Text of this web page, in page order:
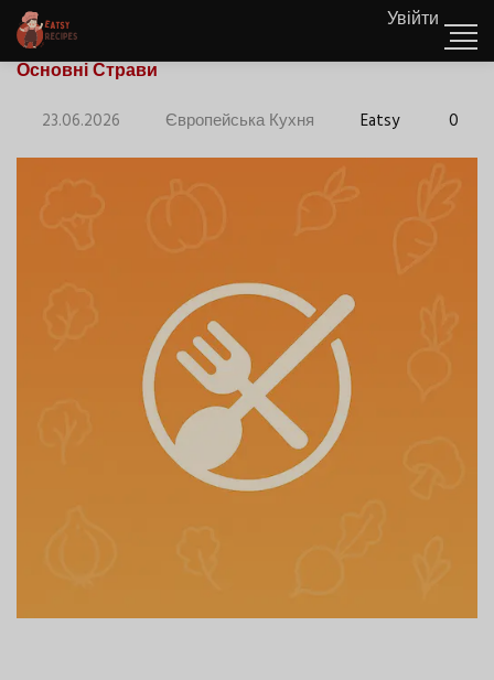
Увійти
Основні Страви
23.06.2026 Європейська Кухня Eatsy 0